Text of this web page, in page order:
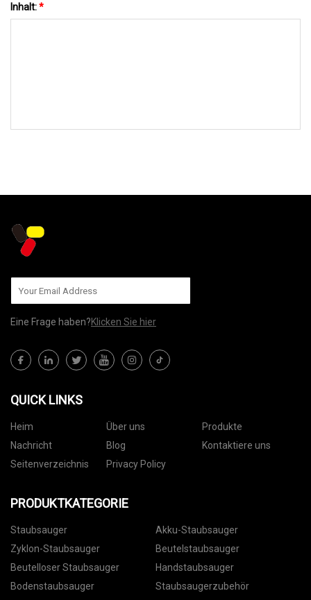
Inhalt:*
Eine Frage haben?Klicken Sie hier
QUICK LINKS
Heim Über uns
Produkte
Nachricht
Blog
Kontaktiere uns
Seitenverzeichnis
Privacy Policy
PRODUKTKATEGORIE
Staubsauger
Akku-Staubsauger
Zyklon-Staubsauger
Beutelstaubsauger
Beutelloser Staubsauger
Handstaubsauger
Bodenstaubsauger
Staubsaugerzubehör